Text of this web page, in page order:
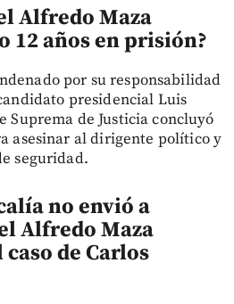
Alfredo Maza
12 años en prisión?
por su responsabilidad
presidencial Luis
Suprema de Justicia concluyó
asesinar al dirigente político y
seguridad.
no envió a
Alfredo Maza
de Carlos